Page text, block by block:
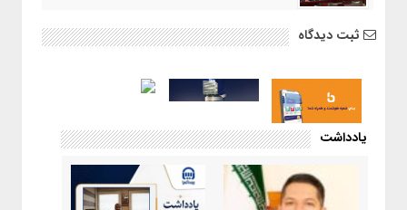
ثبت دیدگاه
یادداشت